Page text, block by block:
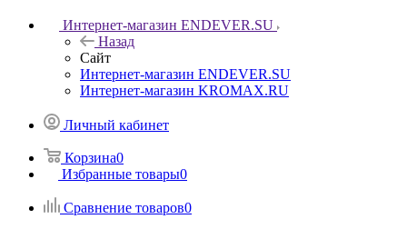
Интернет-магазин ENDEVER.SU
Назад
Сайт
Интернет-магазин ENDEVER.SU
Интернет-магазин KROMAX.RU
Личный кабинет
Корзина0
Избранные товары0
Сравнение товаров0